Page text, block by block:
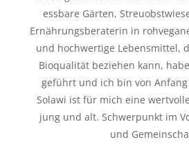
essbare Gärten,
Ernährungsberaterin in
und hochwertige Lebensmittel,
Bioqualität beziehen kann,
geführt und ich bin von Anfang
Solawi ist für mich eine
jung und alt. Schwerpunkt im
und